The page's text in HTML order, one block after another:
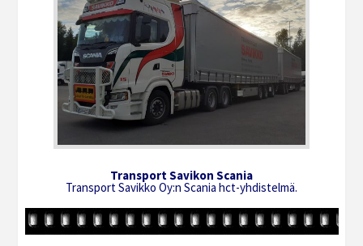
Transport Savikon Scania
Transport Savikko Oy:n Scania hct-yhdistelmä.